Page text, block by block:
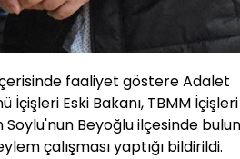
faaliyet göstere Adalet
İçişleri Eski Bakanı, TBMM İçişleri
Soylu'nun Beyoğlu ilçesinde
çalışması yaptığı bildirildi.